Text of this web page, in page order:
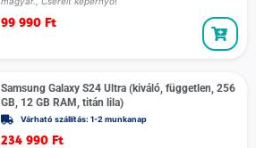
99 990 Ft
Samsung Galaxy S24 Ultra (kiváló, független, 256
GB, 12 GB RAM, titán lila)
Várható szállítás: 1-2 munkanap
234 990 Ft